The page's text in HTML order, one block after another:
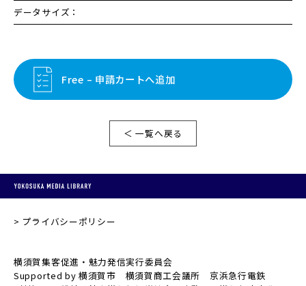
データサイズ：
Free – 申請カートへ追加
＜ 一覧へ戻る
プライバシーポリシー
横須賀集客促進・魅力発信実行委員会
Supported by 横須賀市 横須賀商工会議所 京浜急行電鉄